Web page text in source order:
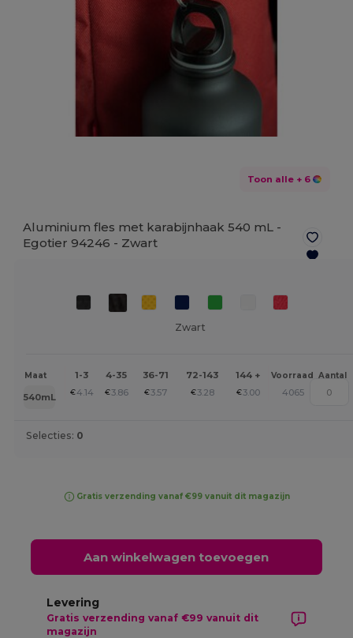
Toon alle + 6
Aluminium fles met karabijnhaak 540 mL -
Egotier 94246 - Zwart
Zwart
Maat 1-3 4-35 36-71 72-143 144 + Voorraad Aantal
540mL €4.14 €3.86 €3.57 €3.28 €3.00 4065
Selecties: 0
Gratis verzending vanaf €99 vanuit dit magazijn
Aan winkelwagen toevoegen
Levering
Gratis verzending vanaf €99 vanuit dit
magazijn